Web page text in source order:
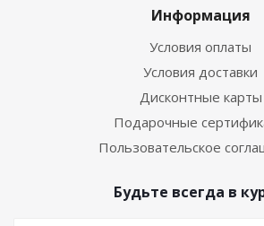
Информация
Условия оплаты
Условия доставки
Дисконтные карты
Подарочные
Пользовательское
Будьте всегда в